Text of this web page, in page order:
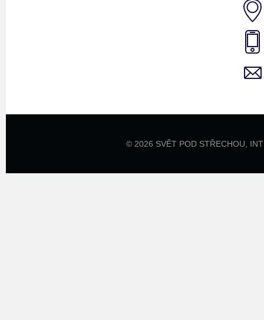
© 2026 SVĚT POD STŘECHOU,